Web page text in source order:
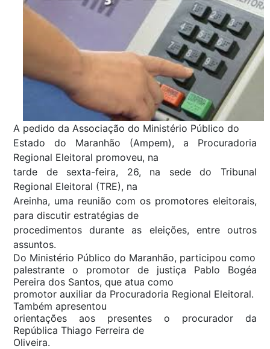
A pedido da Associação do Ministério Público do
Estado do Maranhão (Ampem), a Procuradoria
Regional Eleitoral promoveu, na
tarde de sexta-feira, 26, na sede do Tribunal
Regional Eleitoral (TRE), na
Areinha, uma reunião com os promotores eleitorais,
para discutir estratégias de
procedimentos durante as eleições, entre outros
assuntos.
Do Ministério Público do Maranhão, participou como
palestrante o promotor de justiça Pablo Bogéa
Pereira dos Santos, que atua como
promotor auxiliar da Procuradoria Regional Eleitoral.
Também apresentou
orientações aos presentes o procurador da
República Thiago Ferreira de
Oliveira.